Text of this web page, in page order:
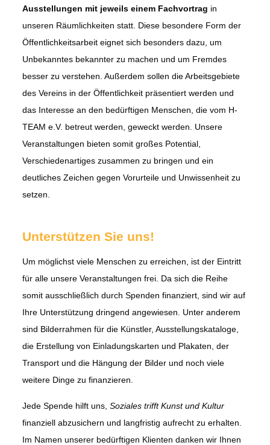
Ausstellungen mit jeweils einem Fachvortrag in
unseren Räumlichkeiten statt. Diese besondere Form der
Öffentlichkeitsarbeit eignet sich besonders dazu, um
Unbekanntes bekannter zu machen und um Fremdes
besser zu verstehen. Außerdem sollen die Arbeitsgebiete
des Vereins in der Öffentlichkeit präsentiert werden und
das Interesse an den bedürftigen Menschen, die vom H-
TEAM e.V. betreut werden, geweckt werden. Unsere
Veranstaltungen bieten somit großes Potential,
Verschiedenartiges zusammen zu bringen und ein
deutliches Zeichen gegen Vorurteile und Unwissenheit zu
setzen.
Unterstützen Sie uns!
Um möglichst viele Menschen zu erreichen, ist der Eintritt
für alle unsere Veranstaltungen frei. Da sich die Reihe
somit ausschließlich durch Spenden finanziert, sind wir auf
Ihre Unterstützung dringend angewiesen. Unter anderem
sind Bilderrahmen für die Künstler, Ausstellungskataloge,
die Erstellung von Einladungskarten und Plakaten, der
Transport und die Hängung der Bilder und noch viele
weitere Dinge zu finanzieren.
Jede Spende hilft uns, Soziales trifft Kunst und Kultur
finanziell abzusichern und langfristig aufrecht zu erhalten.
Im Namen unserer bedürftigen Klienten danken wir Ihnen